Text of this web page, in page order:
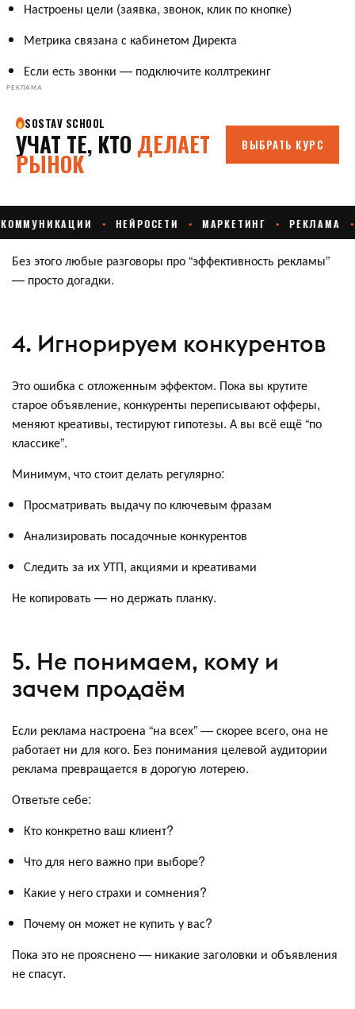
Настроены цели (заявка, звонок, клик по кнопке)
Метрика связана с кабинетом Директа
Если есть звонки — подключите коллтрекинг
РЕКЛАМА
Без этого любые разговоры про “эффективность рекламы”
— просто догадки.
4. Игнорируем конкурентов
Это ошибка с отложенным эффектом. Пока вы крутите
старое объявление, конкуренты переписывают офферы,
меняют креативы, тестируют гипотезы. А вы всё ещё “по
классике”.
Минимум, что стоит делать регулярно:
Просматривать выдачу по ключевым фразам
Анализировать посадочные конкурентов
Следить за их УТП, акциями и креативами
Не копировать — но держать планку.
5. Не понимаем, кому и
зачем продаём
Если реклама настроена “на всех” — скорее всего, она не
работает ни для кого. Без понимания целевой аудитории
реклама превращается в дорогую лотерею.
Ответьте себе:
Кто конкретно ваш клиент?
Что для него важно при выборе?
Какие у него страхи и сомнения?
Почему он может не купить у вас?
Пока это не прояснено — никакие заголовки и объявления
не спасут.